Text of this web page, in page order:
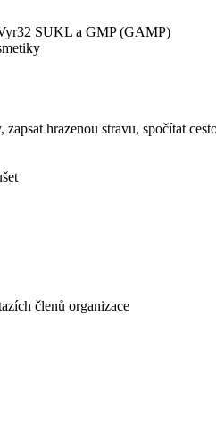
SUKL a GMP (GAMP)
hrazenou stravu, spočítat
členů organizace